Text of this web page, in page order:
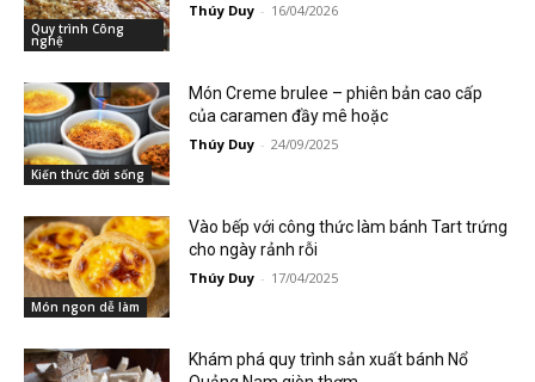
Quy trình Công
nghệ
Thúy Duy - 16/04/2026
Kiến thức đời sống
Món Creme brulee – phiên bản cao cấp
của caramen đầy mê hoặc
Thúy Duy - 24/09/2025
Món ngon dễ làm
Vào bếp với công thức làm bánh Tart trứng
cho ngày rảnh rỗi
Thúy Duy - 17/04/2025
Khám phá quy trình sản xuất bánh Nổ